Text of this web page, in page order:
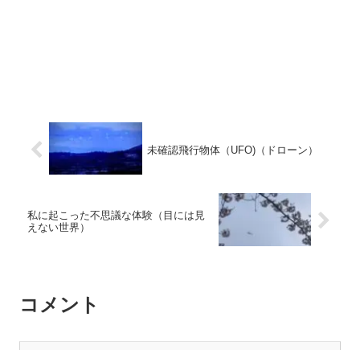
未確認飛行物体（UFO)（ドローン）
私に起こった不思議な体験（目には見
えない世界）
コメント